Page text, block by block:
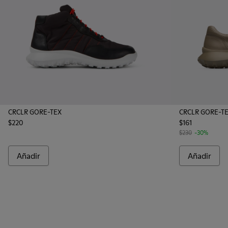
CRCLR GORE-TEX
$220
Añadir
CRCLR GORE-
$161
$230 -30%
Añadir